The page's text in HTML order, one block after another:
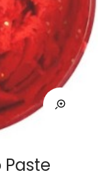
Paste